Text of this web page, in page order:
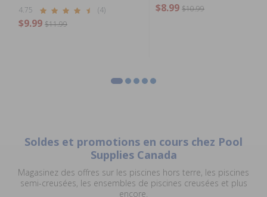
4.75 (4)
$9.99 $11.99
$8.99 $10.99
Soldes et promotions en cours chez Pool
Supplies Canada
Magasinez des offres sur les piscines hors terre, les piscines
semi-creusées, les ensembles de piscines creusées et plus
encore.